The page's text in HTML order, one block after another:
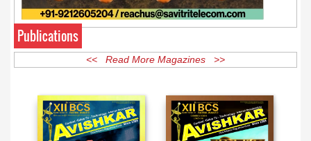
Publications
<< Read More Magazines >>